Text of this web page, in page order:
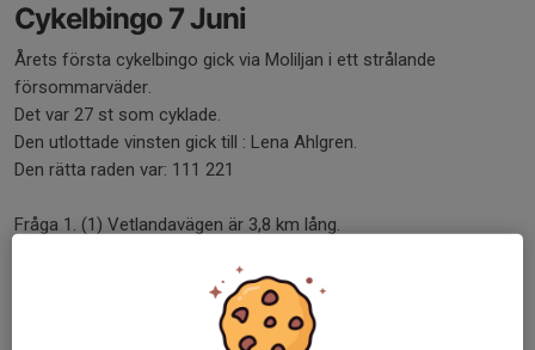
Cykelbingo 7 Juni
Årets första cykelbingo gick via Moliljan i ett strålande
försommarväder.
Det var 27 st som cyklade.
Den utlottade vinsten gick till : Lena Ahlgren.
Den rätta raden var: 111 221
Fråga 1. (1) Vetlandavägen är 3,8 km lång.
3. (1) Sverige spelade sin första ishockeylandskamp 1920.
4. (2) Det finns 38 st byggnader i Målilla hembygdspark.
5. (2) Det fanns 62 st besöksmål på upptäckardagen i